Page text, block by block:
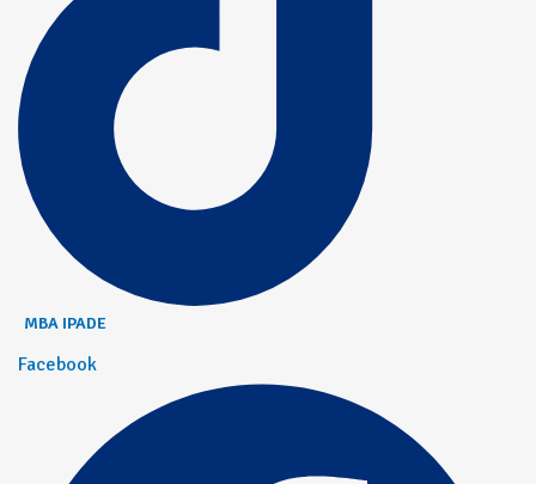
MBA IPADE
Facebook